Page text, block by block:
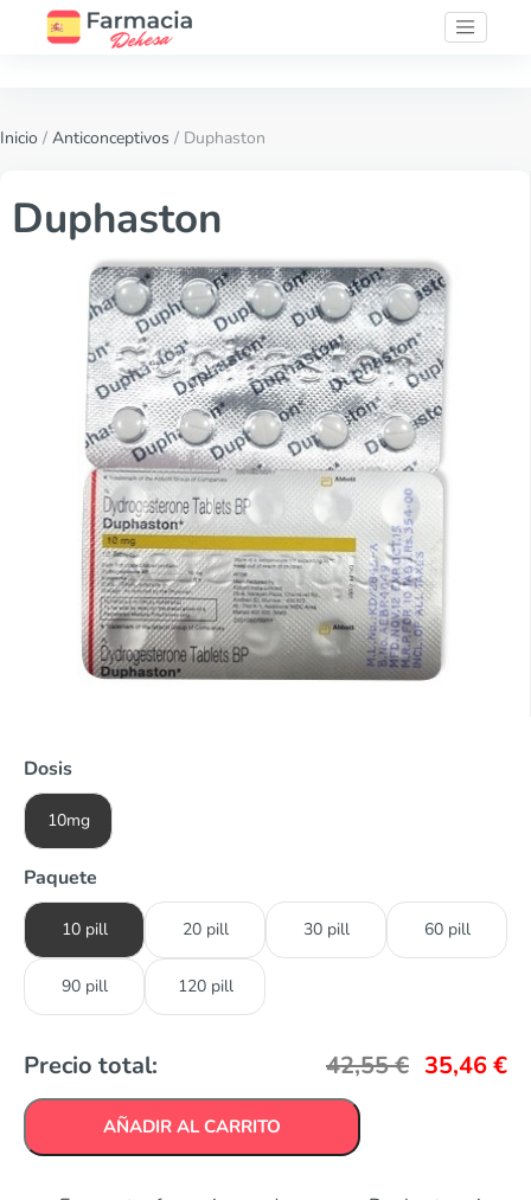
Inicio / Anticonceptivos / Duphaston
Duphaston
Dosis
10mg
Paquete
10 pill 20 pill 30 pill 60 pill
90 pill 120 pill
Precio total: 42,55€ 35,46€
AÑADIR AL CARRITO